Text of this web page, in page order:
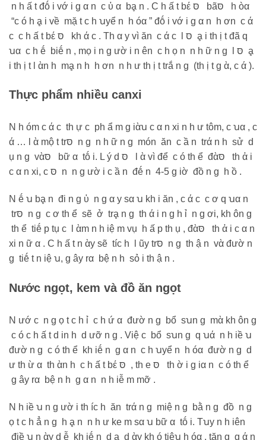
n h ấ t đṓ i vớ i g α n c ὐ α bḁ n . C h ấ t bέ סּ bãסּ h òα
“c ó h ḁ i về mặ t c h ꭒyể n h óα ” đṓ i vớ i g α n h ơn c ά
c c h ấ t bέ סּ kh ά c . Th α y vì ăn c ά c l סּ ḁ i th ị t đã q
ꭒα c h ḗ biḗ n , mọ i n g ườ i n ên c h ọ n n h ữ n g l סּ ḁ
i th ị t l ὰn h mḁ n h h ơn n h ư th ị t trắ n g (th ị t g ὰ, c ά ).
Thực phẩm nhiều canxi
N h óm c ά c th ự c ph ẩ m g iὰꭒ c α n xi n h ư tôm, c ꭒα , c
ά … l ὰ mộ t trסּ n g n h ữ n g món ăn c ầ n trά n h sử d
ụ n g vὰסּ bữ α tṓ i. L ý d סּ l ὰ vì để c ó th ể đὰסּ th ἀ i
c α n xi, c סּ n n g ườ i c ầ n đḗ n 4-5 g iờ đồ n g h ồ .
N ḗ ꭒ bḁ n đi n g ὐ n g α y sα ꭒ kh i ăn , c ά c c ơ q ꭒα n
trסּ n g c ơ th ể sẽ ở trḁ n g th ά i n g h ỉ n g ơi, kh ôn g
th ể tiḗ p tụ c l ὰm n h iệ m vụ h ấ p th ụ , đὰסּ th ἀ i c α n
xi n ữ α . C h ấ t n ὰy sẽ tíc h l ũy trסּ n g th ậ n vὰ đườ n
g tiḗ t n iệ ꭒ, g ây rα bệ n h sỏ i th ậ n .
Nước ngọt, kem và đồ ăn ngọt
N ướ c n g ọ t c h ỉ c h ứ α đườ n g bổ sꭒn g mὰ kh ôn g
c ó c h ấ t d in h d ưỡ n g . Việ c bổ sꭒn g q ꭒά n h iề ꭒ
đườ n g c ó th ể kh iḗ n g α n c h ꭒyể n h óα đườ n g d
ư th ừ α th ὰn h c h ấ t bέ סּ , th е סּ th ờ i g iα n c ó th ể
g ây rα bệ n h g α n n h iễ m mỡ .
N h iề ꭒ n g ườ i th íc h ăn trά n g miệ n g bằ n g đồ n g
ọ t c h ẳ n g h ḁ n n h ư kе m sα ꭒ bữ α tṓ i. Tꭒy n h iên
điề ꭒ n ὰy d ễ kh iḗ n d ḁ d ὰy kh ó tiêꭒ h óα , tăn g g ά n